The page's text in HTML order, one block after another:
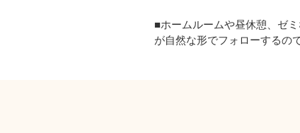
■ホームルームや昼休憩、ゼ
が自然な形でフォローするの